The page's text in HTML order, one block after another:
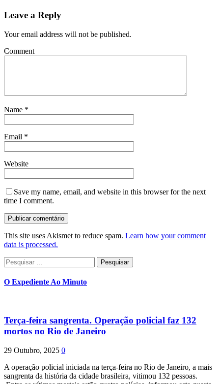
Leave a Reply
Your email address will not be published.
Comment
Name *
Email *
Website
Save my name, email, and website in this browser for the next
time I comment.
This site uses Akismet to reduce spam. Learn how your comment
data is processed.
Pesquisar
por:
O Expediente Ao Minuto
Terça-feira sangrenta. Operação policial faz 132
mortos no Rio de Janeiro
29 Outubro, 2025 0
A operação policial iniciada na terça-feira no Rio de Janeiro, a mais
sangrenta da história da cidade brasileira, vitimou 132 pessoas.